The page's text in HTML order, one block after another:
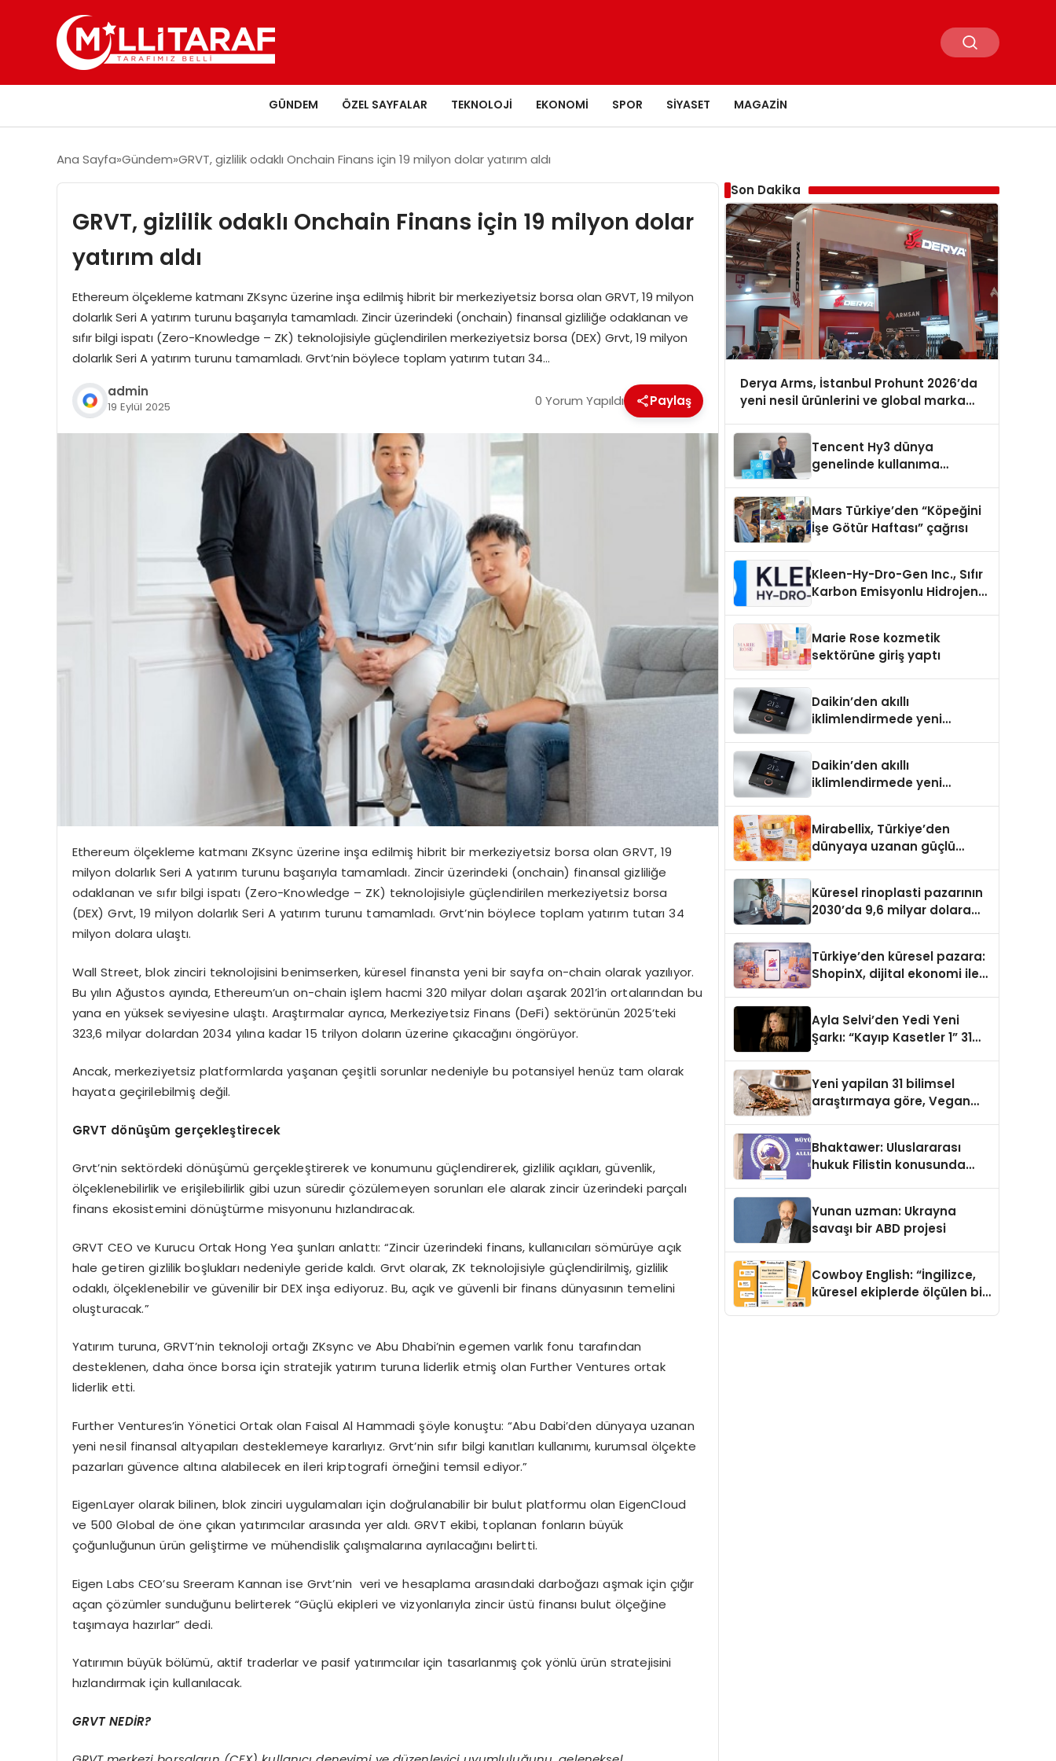
GÜNDEM ÖZEL SAYFALAR TEKNOLOJI EKONOMI SPOR SIYASET MAGAZIN
Ana Sayfa Gündem GRVT, gizlilik odaklı Onchain Finans için 19 milyon dolar yatırım aldı
GRVT, gizlilik odaklı Onchain Finans için 19 milyon dolar
yatırım aldı
Ethereum ölçekleme katmanı ZKsync üzerine inşa edilmiş hibrit bir merkeziyetsiz borsa olan GRVT, 19 milyon
dolarlık Seri A yatırım turunu başarıyla tamamladı. Zincir üzerindeki (onchain) finansal gizliliğe odaklanan ve
sıfır bilgi ispatı (Zero-Knowledge – ZK) teknolojisiyle güçlendirilen merkeziyetsiz borsa (DEX) Grvt, 19 milyon
dolarlık Seri A yatırım turunu tamamladı. Grvt’nin böylece toplam yatırım tutarı 34…
admin
19 Eylül 2025 0 Yorum Yapıldı Paylaş
Ethereum ölçekleme katmanı ZKsync üzerine inşa edilmiş hibrit bir merkeziyetsiz borsa olan GRVT, 19
milyon dolarlık Seri A yatırım turunu başarıyla tamamladı. Zincir üzerindeki (onchain) finansal gizliliğe
odaklanan ve sıfır bilgi ispatı (Zero-Knowledge – ZK) teknolojisiyle güçlendirilen merkeziyetsiz borsa
(DEX) Grvt, 19 milyon dolarlık Seri A yatırım turunu tamamladı. Grvt’nin böylece toplam yatırım tutarı 34
milyon dolara ulaştı.
Wall Street, blok zinciri teknolojisini benimserken, küresel finansta yeni bir sayfa on-chain olarak yazılıyor.
Bu yılın Ağustos ayında, Ethereum’un on-chain işlem hacmi 320 milyar doları aşarak 2021’in ortalarından bu
yana en yüksek seviyesine ulaştı. Araştırmalar ayrıca, Merkeziyetsiz Finans (DeFi) sektörünün 2025’teki
323,6 milyar dolardan 2034 yılına kadar 15 trilyon doların üzerine çıkacağını öngörüyor.
Ancak, merkeziyetsiz platformlarda yaşanan çeşitli sorunlar nedeniyle bu potansiyel henüz tam olarak
hayata geçirilebilmiş değil.
GRVT dönüşüm gerçekleştirecek
Grvt’nin sektördeki dönüşümü gerçekleştirerek ve konumunu güçlendirerek, gizlilik açıkları, güvenlik,
ölçeklenebilirlik ve erişilebilirlik gibi uzun süredir çözülemeyen sorunları ele alarak zincir üzerindeki parçalı
finans ekosistemini dönüştürme misyonunu hızlandıracak.
GRVT CEO ve Kurucu Ortak Hong Yea şunları anlattı: “Zincir üzerindeki finans, kullanıcıları sömürüye açık
hale getiren gizlilik boşlukları nedeniyle geride kaldı. Grvt olarak, ZK teknolojisiyle güçlendirilmiş, gizlilik
odaklı, ölçeklenebilir ve güvenilir bir DEX inşa ediyoruz. Bu, açık ve güvenli bir finans dünyasının temelini
oluşturacak.”
Yatırım turuna, GRVT’nin teknoloji ortağı ZKsync ve Abu Dhabi’nin egemen varlık fonu tarafından
desteklenen, daha önce borsa için stratejik yatırım turuna liderlik etmiş olan Further Ventures ortak
liderlik etti.
Further Ventures’in Yönetici Ortak olan Faisal Al Hammadi şöyle konuştu: “Abu Dabi’den dünyaya uzanan
yeni nesil finansal altyapıları desteklemeye kararlıyız. Grvt’nin sıfır bilgi kanıtları kullanımı, kurumsal ölçekte
pazarları güvence altına alabilecek en ileri kriptografi örneğini temsil ediyor.”
EigenLayer olarak bilinen, blok zinciri uygulamaları için doğrulanabilir bir bulut platformu olan EigenCloud
ve 500 Global de öne çıkan yatırımcılar arasında yer aldı. GRVT ekibi, toplanan fonların büyük
çoğunluğunun ürün geliştirme ve mühendislik çalışmalarına ayrılacağını belirtti.
Eigen Labs CEO’su Sreeram Kannan ise Grvt’nin veri ve hesaplama arasındaki darboğazı aşmak için çığır
açan çözümler sunduğunu belirterek “Güçlü ekipleri ve vizyonlarıyla zincir üstü finansı bulut ölçeğine
taşımaya hazırlar” dedi.
Yatırımın büyük bölümü, aktif traderlar ve pasif yatırımcılar için tasarlanmış çok yönlü ürün stratejisini
hızlandırmak için kullanılacak.
GRVT NEDİR?
Son Dakika
Derya Arms, İstanbul Prohunt 2026’da
yeni nesil ürünlerini ve global marka
Tencent Hy3 dünya
genelinde kullanıma
Mars Türkiye’den “Köpeğini
İşe Götür Haftası” çağrısı
Kleen-Hy-Dro-Gen Inc., Sıfır
Karbon Emisyonlu Hidrojen
Aldı
Marie Rose kozmetik
sektörüne giriş yaptı
Daikin’den akıllı
iklimlendirmede yeni
Daikin’den akıllı
iklimlendirmede yeni
Mirabellix, Türkiye’den
dünyaya uzanan güçlü
Küresel rinoplasti pazarının
2030’da 9,6 milyar dolara
Türkiye’den küresel pazara:
ShopinX, dijital ekonomi ile
Ayla Selvi’den Yedi Yeni
Şarkı: “Kayıp Kasetler 1” 31
Yeni yapilan 31 bilimsel
araştırmaya göre, Vegan
Sindirildiğini Ortaya Koydu
Bhaktawer: Uluslararası
hukuk Filistin konusunda
Yunan uzman: Ukrayna
savaşı bir ABD projesi
Cowboy English: “İngilizce,
küresel ekiplerde ölçülen bir